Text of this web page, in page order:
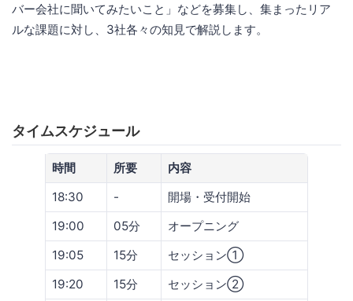
バー会社に聞いてみたいこと」などを募集し、集まったリア
ルな課題に対し、3社各々の知見で解説します。
タイムスケジュール
時間 所要
内容
18:30
-
開場・受付開始
19:00
05分
オープニング
19:05
15分
セッション①
19:20
15分
セッション②